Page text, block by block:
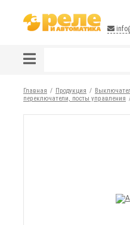
Главная Продукция
переключатели, посты управления